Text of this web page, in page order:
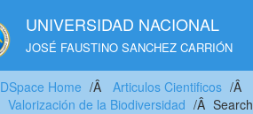
UNIVERSIDAD NACIONAL
JOSÉ FAUSTINO SANCHEZ CARRIÓN
DSpace Home Articulos Cientificos
Valorización de la Biodiversidad
Search